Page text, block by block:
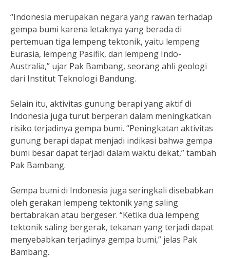
“Indonesia merupakan negara yang rawan terhadap
gempa bumi karena letaknya yang berada di
pertemuan tiga lempeng tektonik, yaitu lempeng
Eurasia, lempeng Pasifik, dan lempeng Indo-
Australia,” ujar Pak Bambang, seorang ahli geologi
dari Institut Teknologi Bandung.
Selain itu, aktivitas gunung berapi yang aktif di
Indonesia juga turut berperan dalam meningkatkan
risiko terjadinya gempa bumi. “Peningkatan aktivitas
gunung berapi dapat menjadi indikasi bahwa gempa
bumi besar dapat terjadi dalam waktu dekat,” tambah
Pak Bambang.
Gempa bumi di Indonesia juga seringkali disebabkan
oleh gerakan lempeng tektonik yang saling
bertabrakan atau bergeser. “Ketika dua lempeng
tektonik saling bergerak, tekanan yang terjadi dapat
menyebabkan terjadinya gempa bumi,” jelas Pak
Bambang.